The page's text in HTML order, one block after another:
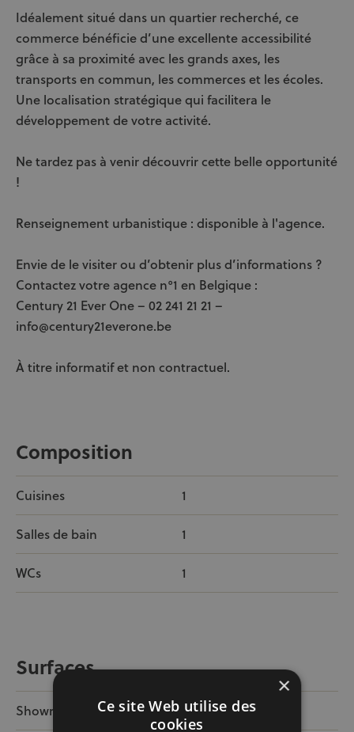
Idéalement situé dans un quartier recherché, ce
commerce bénéficie d’une excellente accessibilité
grâce à sa proximité avec les grands axes, les
transports en commun, les commerces et les écoles.
Une localisation stratégique qui facilitera le
développement de votre activité.
Ne tardez pas à venir découvrir cette belle opportunité
!
Renseignement urbanistique : disponible à l'agence.
Envie de le visiter ou d’obtenir plus d’informations ?
Contactez votre agence n°1 en Belgique :
Century 21 Ever One – 02 241 21 21 –
info@century21everone.be
À titre informatif et non contractuel.
Composition
Cuisines 1
Salles de bain 1
WCs 1
Surfaces
Showroom 60m²
×
Ce site Web utilise des
cookies